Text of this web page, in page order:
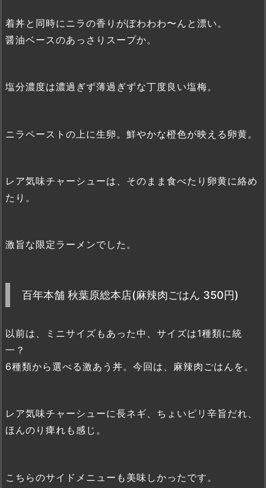
着丼と同時にニラの香りがぽわわわ〜んと漂い。
醤油ベースのあっさりスープか。
塩分濃度は濃過ぎず薄過ぎずな丁度良い塩梅。
ニラペーストの上に生卵。鮮やかな橙色が映える卵黄。
レア気味チャーシューは、そのまま食べたり卵黄に絡め
たり。
激旨な限定ラーメンでした。
百年本舗 秋葉原総本店(麻辣肉ごはん 350円)
以前は、ミニサイズもあった中、サイズは1種類に統
一？
6種類から選べる激あう丼。今回は、麻辣肉ごはんを。
レア気味チャーシューに長ネギ、ちょいピリ辛旨だれ、
ほんのり痺れも感じ。
こちらのサイドメニューも美味しかったです。